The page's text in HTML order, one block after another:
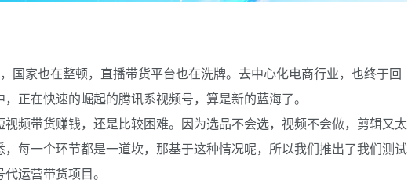
国家也在整顿，直播带货平台也在洗牌。去中心化电商行业，也终于回
正在快速的崛起的腾讯系视频号，算是新的蓝海了。
频带货赚钱，还是比较困难。因为选品不会选，视频不会做，剪辑又太
每一个环节都是一道坎，那基于这种情况呢，所以我们推出了我们测试
运营带货项目。